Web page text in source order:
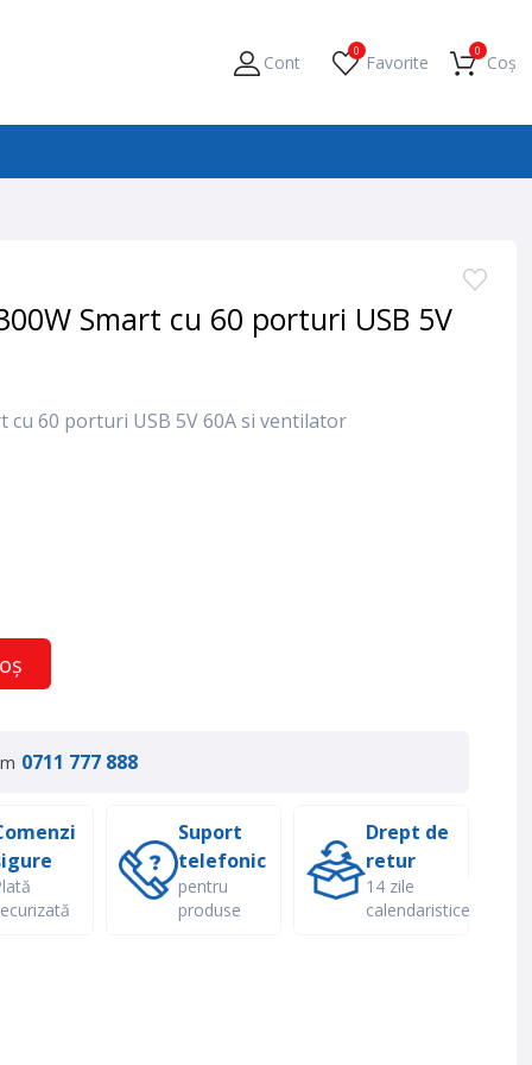
Cont Favorite
0
Coș
0
Smart cu 60 porturi USB 5V
cu 60 porturi USB 5V 60A si ventilator
0711 777 888
Suport
telefonic
pentru
produse
Drept de
retur
14 zile
calendaristice